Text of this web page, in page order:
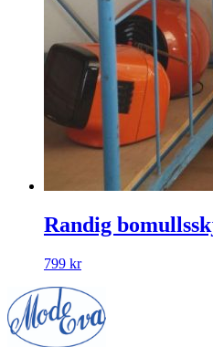
Randig
799 kr